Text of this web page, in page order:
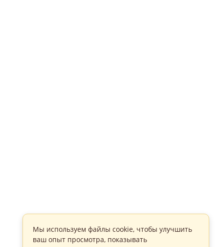
Мы используем файлы cookie, чтобы улучшить
ваш опыт просмотра, показывать